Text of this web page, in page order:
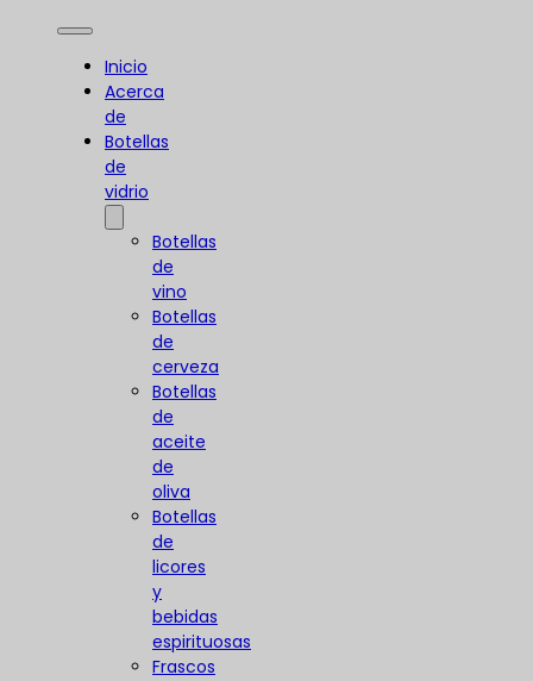
Inicio
Acerca
de
Botellas
de
vidrio
Botellas
de
vino
Botellas
de
cerveza
Botellas
de
aceite
de
oliva
Botellas
de
licores
y
bebidas
espirituosas
Frascos